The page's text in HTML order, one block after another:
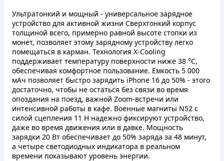
Ультратонкий и мощный - универсальное зарядное
устройство для активной жизни Сверхтонкий корпус
толщиной всего, примерно равной высоте стопки из
монет, позволяет этому зарядному устройству легко
помещаться в карман. Технология X-Cooling
поддерживает температуру поверхности ниже 38 °C,
обеспечивая комфортное пользование. Емкость 5 000
мАч позволяет быстро зарядить iPhone 16 до 50% - этого
достаточно, чтобы не остаться без связи во время
опоздания на поезд, важной Zoom-встречи или
интенсивной работы в кафе. Военные магниты N52 с
силой сцепления 11 Н надежно фиксируют устройство,
даже во время движения или в давке. Мощность
зарядки 20 Вт обеспечивает до 50% заряда за 48 минут,
а четыре светодиодных индикатора в реальном
времени показывают уровень энергии.